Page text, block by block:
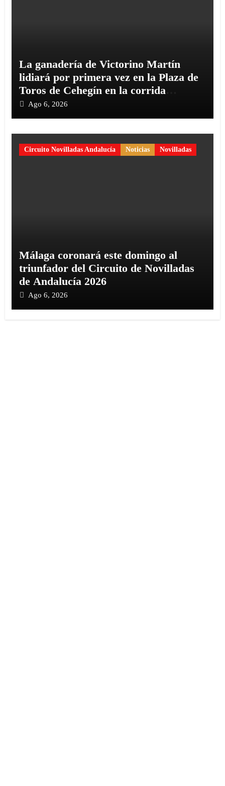
La ganadería de Victorino Martín
lidiará por primera vez en la Plaza de
Toros de Cehegín en la corrida
conmemorativa de su 125 aniversario
Ago 6, 2026
Circuito Novilladas Andalucía Noticias Novilladas
Málaga coronará este domingo al
triunfador del Circuito de Novilladas
de Andalucía 2026
Ago 6, 2026